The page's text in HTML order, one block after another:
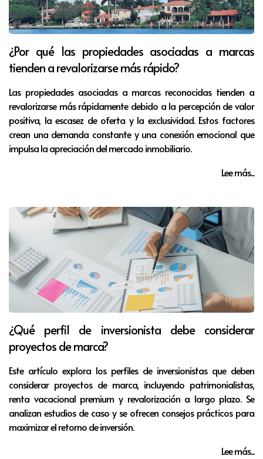
¿Por qué las propiedades asociadas a marcas
tienden a revalorizarse más rápido?
Las propiedades asociadas a marcas reconocidas tienden a
revalorizarse más rápidamente debido a la percepción de valor
positiva, la escasez de oferta y la exclusividad. Estos factores
crean una demanda constante y una conexión emocional que
impulsa la apreciación del mercado inmobiliario.
Lee más...
¿Qué perfil de inversionista debe considerar
proyectos de marca?
Este artículo explora los perfiles de inversionistas que deben
considerar proyectos de marca, incluyendo patrimonialistas,
renta vacacional premium y revalorización a largo plazo. Se
analizan estudios de caso y se ofrecen consejos prácticos para
maximizar el retorno de inversión.
Lee más...